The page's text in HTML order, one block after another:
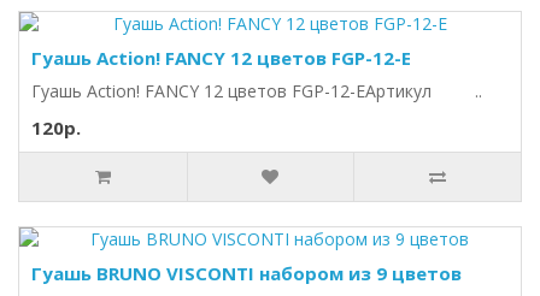
Гуашь Action! FANCY 12 цветов FGP-12-E
Гуашь Action! FANCY 12 цветов FGP-12-EАртикул ..
120р.
Гуашь BRUNO VISCONTI набором из 9 цветов